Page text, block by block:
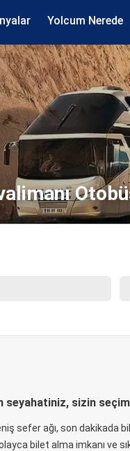
Yolcum Nerede
seyahatiniz, sizin
sefer ağı, son dakikada
bilet alma imkanı ve